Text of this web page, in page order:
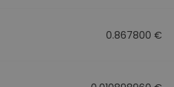
0.867800 €